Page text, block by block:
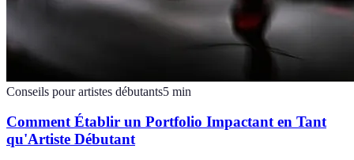
Conseils pour artistes débutants5 min
Comment Établir un Portfolio Impactant en Tant
qu'Artiste Débutant